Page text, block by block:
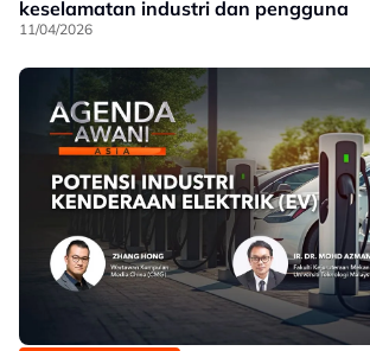
keselamatan industri dan pengguna
11/04/2026